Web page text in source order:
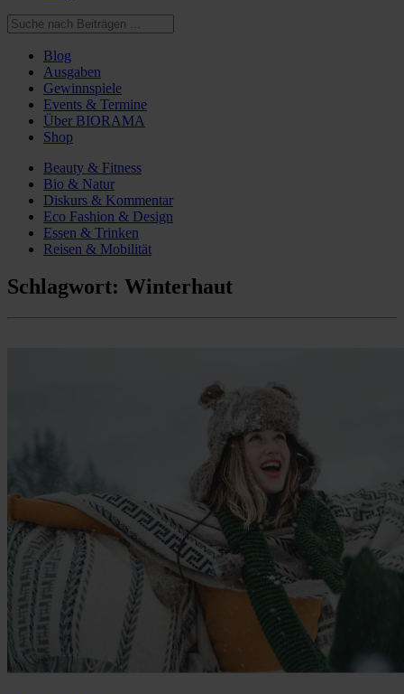
Blog
Ausgaben
Gewinnspiele
Events & Termine
Über BIORAMA
Shop
Beauty & Fitness
Bio & Natur
Diskurs & Kommentar
Eco Fashion & Design
Essen & Trinken
Reisen & Mobilität
Schlagwort: Winterhaut